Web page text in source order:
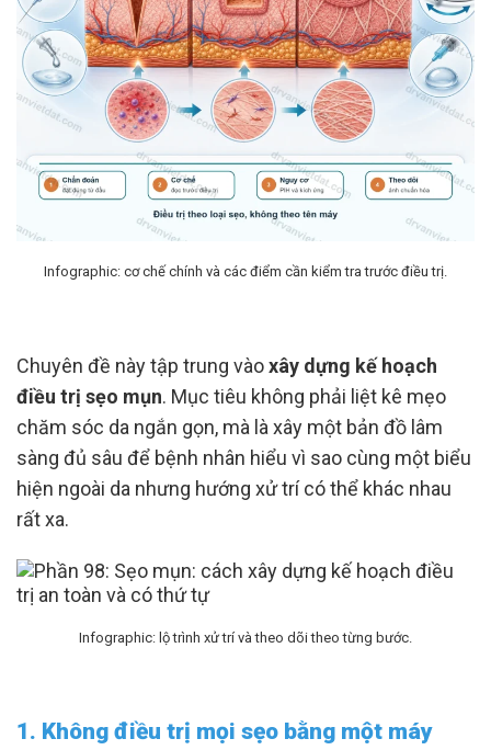
Infographic: cơ chế chính và các điểm cần kiểm tra trước điều trị.
Chuyên đề này tập trung vàoxây dựng kế hoạch
điều trị sẹo mụn. Mục tiêu không phải liệt kê mẹo
chăm sóc da ngắn gọn, mà là xây một bản đồ lâm
sàng đủ sâu để bệnh nhân hiểu vì sao cùng một biểu
hiện ngoài da nhưng hướng xử trí có thể khác nhau
rất xa.
Infographic: lộ trình xử trí và theo dõi theo từng bước.
1. Không điều trị mọi sẹo bằng một máy